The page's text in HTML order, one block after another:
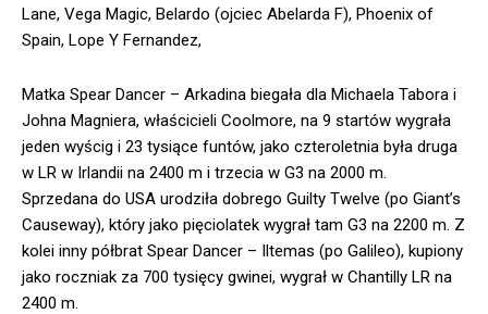
Lane, Vega Magic, Belardo (ojciec Abelarda F), Phoenix of
Spain, Lope Y Fernandez,
Matka Spear Dancer – Arkadina biegała dla Michaela Tabora i
Johna Magniera, właścicieli Coolmore, na 9 startów wygrała
jeden wyścig i 23 tysiące funtów, jako czteroletnia była druga
w LR w Irlandii na 2400 m i trzecia w G3 na 2000 m.
Sprzedana do USA urodziła dobrego Guilty Twelve (po Giant’s
Causeway), który jako pięciolatek wygrał tam G3 na 2200 m. Z
kolei inny półbrat Spear Dancer – Iltemas (po Galileo), kupiony
jako roczniak za 700 tysięcy gwinei, wygrał w Chantilly LR na
2400 m.